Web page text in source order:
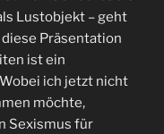
Lustobjekt – geht
Präsentation
ist ein
ich jetzt nicht
möchte,
Sexismus für